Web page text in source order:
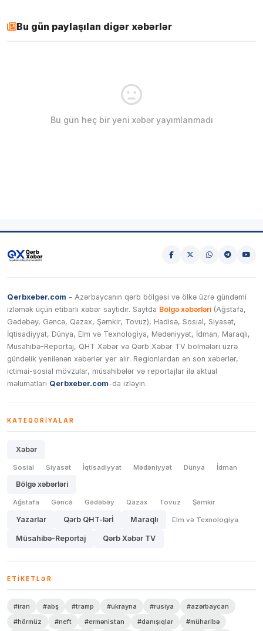
Bu gün paylaşılan digər xəbərlər
Bu gün heç bir yeni xəbər yayımlanmadı
Qerbxeber.com – Azərbaycanın qərb bölgəsi və ölkə üzrə gündəmi
izləmək üçün etibarlı xəbər saytıdır. Saytda Bölgə xəbərləri (Ağstafa,
Gədəbəy, Gəncə, Qazax, Şəmkir, Tovuz), Hadisə, Sosial, Siyasət,
İqtisadiyyat, Dünya, Elm və Texnologiya, Mədəniyyət, İdman, Maraqlı,
Müsahibə-Reportaj, QHT Xəbər və Qərb Xəbər TV bölmələri üzrə
gündəlik yenilənən xəbərlər yer alır. Regionlardan ən son xəbərlər,
ictimai-sosial mövzular, müsahibələr və reportajlar ilə aktual
məlumatları Qerbxeber.com-da izləyin.
KATEQORIYALAR
Xəbər
Sosial Siyasət İqtisadiyyat Mədəniyyət Dünya İdman
Bölgə xəbərləri
Ağstafa Gəncə Gədəbəy Qazax Tovuz Şəmkir
Yazarlar Qərb QHT-lərİ Maraqlı Elm və Texnologiya
Müsahibə-Reportaj Qərb Xəbər TV
ETIKETLƏR
#iran #abş #tramp #ukrayna #rusiya
#azərbaycan
#hörmüz
#neft #ermənistan #danışıqlar #müharibə